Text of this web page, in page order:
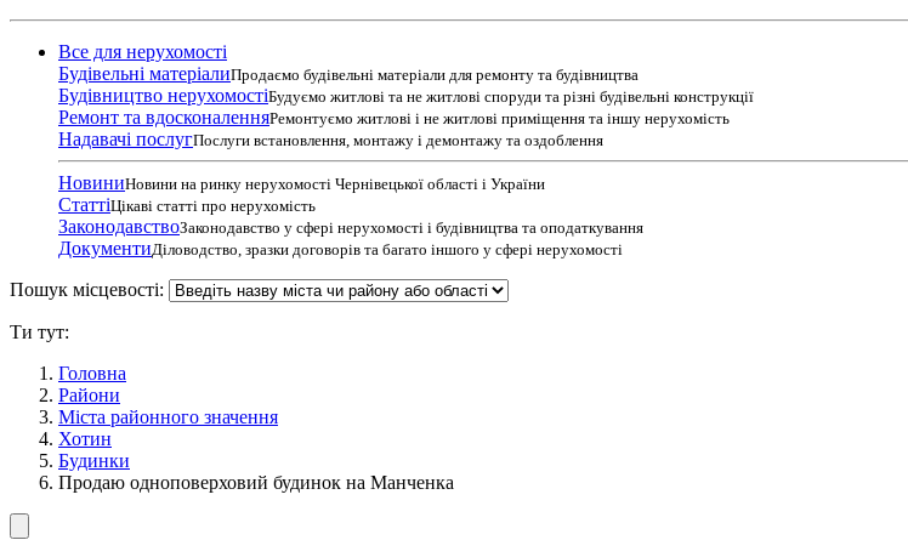
Все для нерухомості
Будівельні матеріалиПродаємо будівельні матеріали для ремонту та будівництва
Будівництво нерухомостіБудуємо житлові та не житлові споруди та різні будівельні конструкції
Ремонт та вдосконаленняРемонтуємо житлові і не житлові приміщення та іншу нерухомість
Надавачі послугПослуги встановлення, монтажу і демонтажу та оздоблення
НовиниНовини на ринку нерухомості Чернівецької області і України
СтаттіЦікаві статті про нерухомість
ЗаконодавствоЗаконодавство у сфері нерухомості і будівництва та оподаткування
ДокументиДіловодство, зразки договорів та багато іншого у сфері нерухомості
Пошук місцевості:
Ти тут:
Головна
Райони
Міста районного значення
Хотин
Будинки
Продаю одноповерховий будинок на Манченка